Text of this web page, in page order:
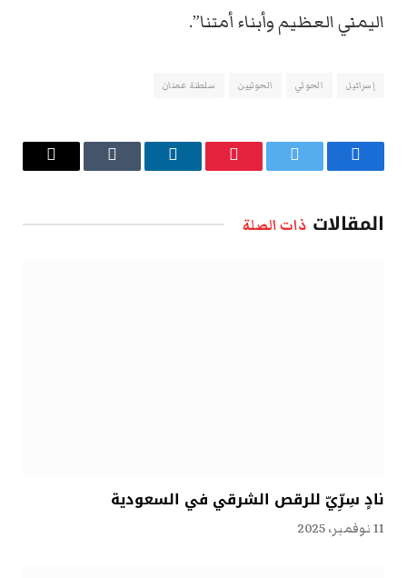
اليمني العظيم وأبناء أمتنا”.
إسرائيل الحوثي الحوثيين سلطنة عمنان
فيسبوك تويتر بينتيريستلينكدإن Tumblr
البريد
المقالات ذات الصلة
نادٍ سِرِّيّ للرقص الشرقي في السعودية
11 نوفمبر، 2025